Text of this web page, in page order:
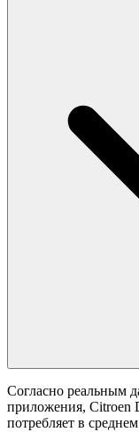
Согласно реальным
приложения, Citroen
потребляет в